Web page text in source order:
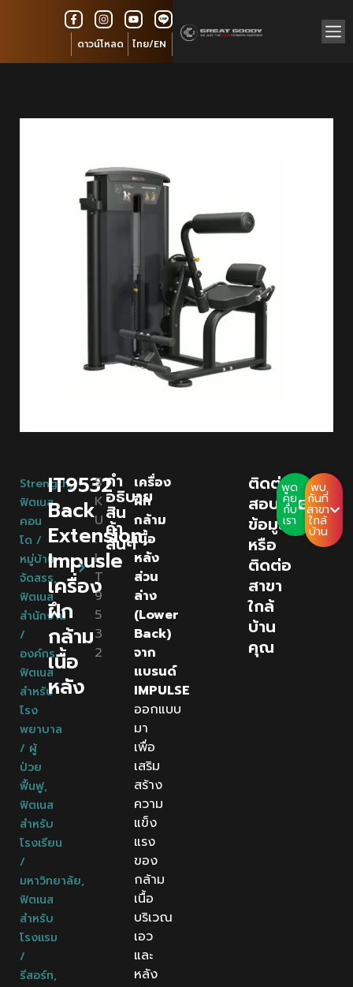
ดาวน์โหลด ไทย/EN
Strength,
ฟิตเนส
คอน
โด /
หมู่บ้าน
จัดสรร,
ฟิตเนส
สำนักงาน
/
องค์กร,
ฟิตเนส
สำหรับ
โรง
พยาบาล
/ ผู้
ป่วย
ฟื้นฟู,
ฟิตเนส
สำหรับ
โรงเรียน
/
มหาวิทยาลัย,
ฟิตเนส
สำหรับ
โรงแรม
/
รีสอร์ท,
IT9532
Back
Extension,
Impusle
เครื่อง
ฝึก
กล้าม
เนื้อ
หลัง
S
K
U
:
I
T
9
5
3
2
คํา
อธิบาย
สิน
ค้า
สั้นๆ
เครื่อง
ฝึก
กล้าม
เนื้อ
หลัง
ส่วน
ล่าง
(Lower
Back)
จาก
แบรนด์
IMPULSE
ออกแบบ
มา
เพื่อ
เสริม
สร้าง
ความ
แข็ง
แรง
ของ
กล้าม
เนื้อ
บริเวณ
เอว
และ
หลัง
ติดต่อ
สอบถาม
ข้อมูล
หรือ
ติดต่อ
สาขา
ใกล้
บ้าน
คุณ
พูด
คุย
กับ
เรา
พบ
กันที่
สาขา
ใกล้
บ้าน